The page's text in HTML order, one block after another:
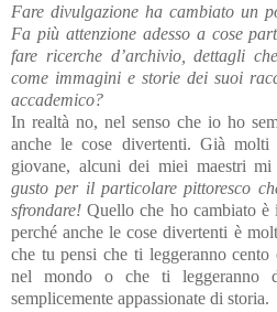
Fare divulgazione ha cambiato un
Fa più attenzione adesso a cose
fare ricerche d’archivio, dettagli
come immagini e storie dei suoi
accademico?
In realtà no, nel senso che io ho
anche le cose divertenti. Già
giovane, alcuni dei miei maestri mi
gusto per il particolare pittoresco
sfrondare! Quello che ho cambiato
perché anche le cose divertenti è
che tu pensi che ti leggeranno
nel mondo o che ti leggeranno
semplicemente appassionate di storia.